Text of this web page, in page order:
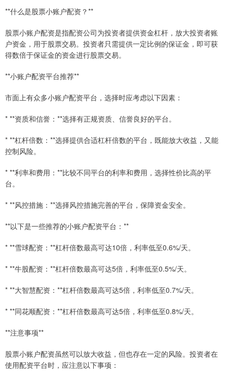
**什么是股票小账户配资？**
股票小账户配资是指配资公司为投资者提供资金杠杆，放大投资者账
户资金，用于股票交易。投资者只需提供一定比例的保证金，即可获
得数倍于保证金的资金进行股票交易。
**小账户配资平台推荐**
市面上有众多小账户配资平台，选择时应考虑以下因素：
* **资质和信誉：**选择有正规资质、信誉良好的平台。
* **杠杆倍数：**选择提供合适杠杆倍数的平台，既能放大收益，又能
控制风险。
* **利率和费用：**比较不同平台的利率和费用，选择性价比高的平
台。
* **风控措施：**选择风控措施完善的平台，保障资金安全。
**以下是一些推荐的小账户配资平台：**
* **雪球配资：**杠杆倍数最高可达10倍，利率低至0.6%/天。
* **牛股配资：**杠杆倍数最高可达5倍，利率低至0.5%/天。
* **大智慧配资：**杠杆倍数最高可达5倍，利率低至0.7%/天。
* **同花顺配资：**杠杆倍数最高可达5倍，利率低至0.8%/天。
**注意事项**
股票小账户配资虽然可以放大收益，但也存在一定的风险。投资者在
使用配资平台时，应注意以下事项：